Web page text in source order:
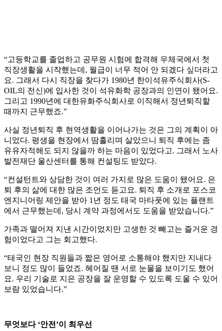
“고등학교를 졸업하고 공무원 시험에 합격해 우체국에서 첫
직장생활을 시작했는데, 월급이 너무 적어 안 되겠다 싶더라고
요. 그래서 다시 직장을 찾다가 1980년 한이석유주식회사(S-
OIL의 전신)에 입사한 것이 석유화학 공장과의 인연이 됐어요.
그리고 1990년에 대한유화주식회사로 이직해서 정년퇴직할
때까지 근무했죠.”
사실 정년퇴직 후 현역생활을 이어나가는 것은 그의 계획이 아
니었다. 평생을 현장에서 땀흘리며 살았으니 퇴직 후에는 좀
유유자적해도 되지 않을까 하는 마음이 있었다고. 그래서 노사
발전재단 울산센터를 통해 컨설팅도 받았다.
“컨설턴트와 상담한 것이 여러 가지로 많은 도움이 됐어요. 은
퇴 후의 삶에 대한 많은 조언도 듣고요. 퇴직 후 소개로 포스코
엔지니어링 제안을 받아 1년 정도 태국 마타풋에 있는 플랜트
에서 근무했는데, 당시 계약 과정에서도 도움을 받았습니다.”
가족과 떨어져 지낸 시간이었지만 고생한 것 빼고는 즐거운 경
험이었다고 그는 회고했다.
“태국인 현장 직원들과 짧은 영어로 소통해야 했지만 지내다
보니 정도 많이 들었죠. 헤어질 땐 서로 눈물을 보이기도 했어
요. 우리 기술로 지은 공장을 잘 운영할 수 있도록 도울 수 있어
보람 있었습니다.”
무엇보다 ‘안전’이 최우선